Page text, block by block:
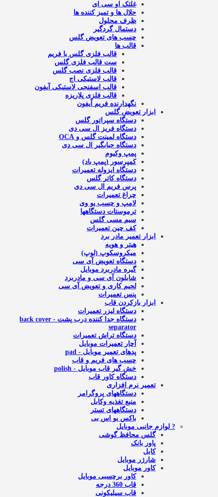
غلتک او سی ای
حلال ها و تمیز کننده ها
ظرف محلول
دستمال گردگیر
چسب های تعویض گلس
قالب ها
قالب فلزی گلس با فریم
ست قالب فلزی گلس
قالب فلزی نصب گلس
قالب لاستیکی اج
قالب اسفنجی لاستیکی آیفون
قالب فلزی پلاریزه
نگهدارنده فریم آیفون
ابزار تعویض گلس
دستگاه سپراتور گلس
دستگاه فریز ال سی دی
دستگاه لمینت گلس و OCA
دستگاه حبابگیر ال سی دی
پمپ وکیوم
کمپرسور (پمپ باد)
دستگاه ایزوله تعمیرات
دستگاه کاتر گلس
پرس فریم ال سی دی
چراغ تعمیرات
لامپ و چسب یو وی
ترموستات دستگاهها
سیم مسی گلس
کف چین تعمیرات
ابزار تعمیر مادر برد
هیتر و هویه
میکروسکوپ (لوپ)
دستگاه تعویض آی سی
گیره مادربرد موبایل
شابلون آی سی و مادربرد
لحیم کاری و تعویض آی سی
پنس تعمیرات
ابزار بازکردن قاب
دستگاه لیزر تعمیرات
دستگاه جدا کننده درب پشت - back cover
separator
دستگاه تراش تعمیرات
آچار تعمیرات موبایل
پدهای تعمیر موبایل - pad
چسب های فریم و قاب
خش گیر قاب موبایل - polish
دستگاه کاور قاب
تعمیر نرم افزاری
دستگاههای پروگرامر
منبع تغذیه وکابل
دستگاههای تستر
باکس یو اس بی
? لوازم جانبی موبایل
گلس محافظ گوشی
پاور بانک
کابل
شارژر موبایل
کاور موبایل
کاور برچسبی موبایل
قاب 360 درجه
قاب سیلیکونی